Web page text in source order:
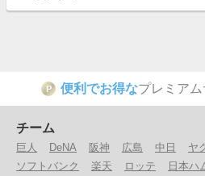
P 便利でお得なプレミア
チーム
巨人 DeNA 阪神 広島 中日 ヤ
ソフトバンク
楽天 ロッテ 日本ハ